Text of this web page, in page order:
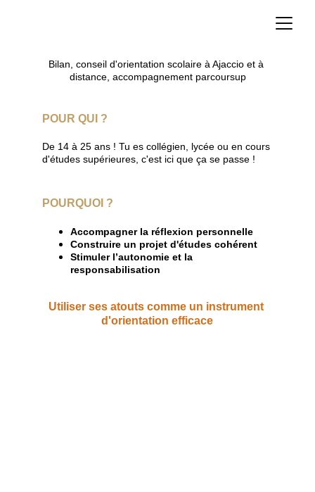
Bilan, conseil d'orientation scolaire à Ajaccio et à
distance, accompagnement parcoursup
POUR QUI ?
De 14 à 25 ans ! Tu es collégien, lycée ou en cours
d'études supérieures, c'est ici que ça se passe !
POURQUOI ?
Accompagner la réflexion personnelle
Construire un projet d'études cohérent
Stimuler l’autonomie et la
responsabilisation
Utiliser ses atouts comme un instrument
d'orientation efficace